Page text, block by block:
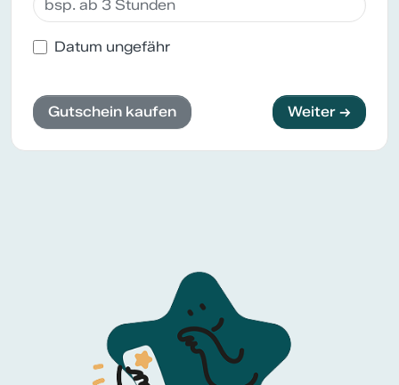
Datum ungefähr
Gutschein kaufen Weiter →